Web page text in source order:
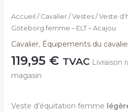
Accueil / Cavalier/ Vestes/ Veste
Göteborg femme – ELT – Acajou
Cavalier, Équipements du
119,95 € TVAC Livraison
magasin
Veste d’équitation femme